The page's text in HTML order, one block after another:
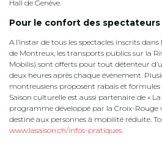
Hall de Genève.
Pour le confort des spectateurs
A l’instar de tous les spectacles inscrits
de Montreux, les transports publics sur la
Mobilis) sont offerts pour tout détenteur
deux heures après chaque événement.
montreusiens proposent rabais et formules
Saison culturelle est aussi partenaire de « La
programme développé par la Croix-Rouge
destiné aux personnes à mobilité réduite.
www.lasaison.ch/infos-pratiques.